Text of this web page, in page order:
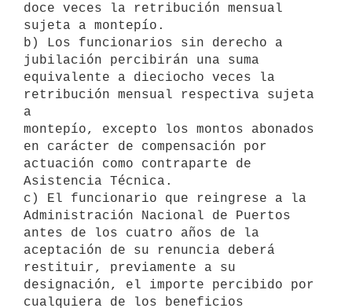
doce veces la retribución mensual
sujeta a montepío.
b) Los funcionarios sin derecho a
jubilación percibirán una suma
equivalente a dieciocho veces la
retribución mensual respectiva sujeta
a
montepío, excepto los montos abonados
en carácter de compensación por
actuación como contraparte de
Asistencia Técnica.
c) El funcionario que reingrese a la
Administración Nacional de Puertos
antes de los cuatro años de la
aceptación de su renuncia deberá
restituir, previamente a su
designación, el importe percibido por
cualquiera de los beneficios